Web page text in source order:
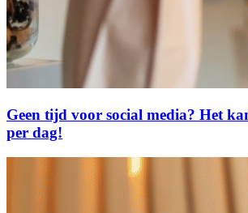
Geen tijd voor social media? Het
per dag!